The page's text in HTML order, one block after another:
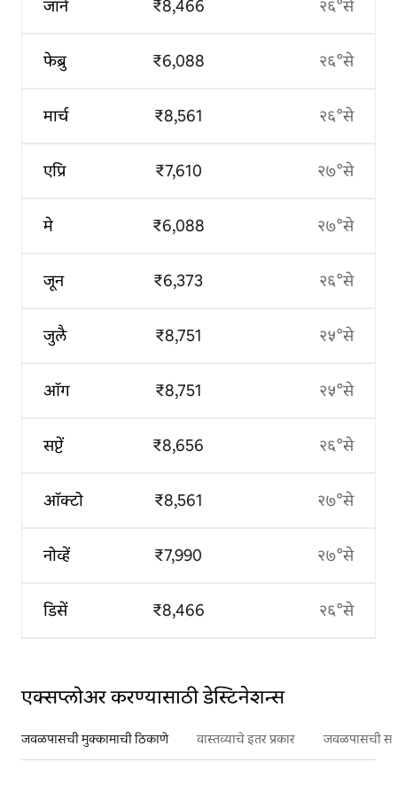
जाने
फेब्रु
मार्च
एप्रि
मे
जून
जुलै
ऑग
सप्टें
ऑक्टो
नोव्हें
डिसें
₹8,466
₹6,088
₹8,561
₹7,610
₹6,088
₹6,373
₹8,751
₹8,751
₹8,656
₹8,561
₹7,990
₹8,466
२६°से
२६°से
२६°से
२७°से
२७°से
२६°से
२५°से
२५°से
२६°से
२७°से
२७°से
२६°से
एक्सप्लोअर करण्यासाठी डेस्टिनेशन्स
जवळपासची मुक्कामाची ठिकाणे वास्तव्याचे इतर प्रकार जवळपासची